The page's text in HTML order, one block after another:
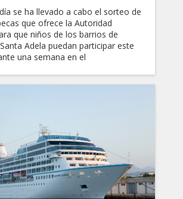
se ha llevado a cabo el sorteo de
que ofrece la Autoridad
que niños de los barrios de
Adela puedan participar este
una semana en el